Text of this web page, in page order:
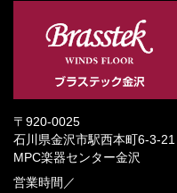
〒920-0025
石川県金沢市駅西本町6-3-21
MPC楽器センター金沢
営業時間／